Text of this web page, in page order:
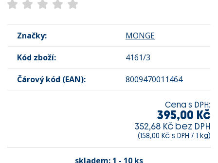
Značky: MONGE
Kód zboží: 4161/3
Čárový kód (EAN): 8009470011464
Cena s DPH:
395,00 Kč
352,68 Kč bez DPH
(158,00 Kč s DPH / 1 kg)
skladem: 1 - 10 ks